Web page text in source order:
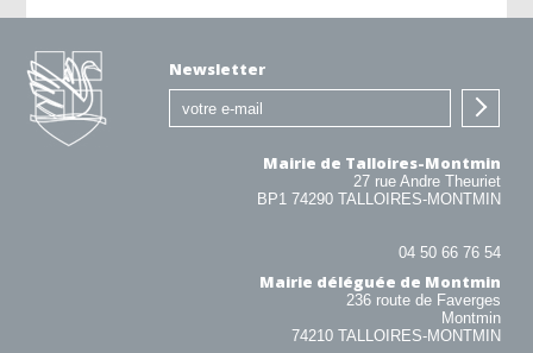
Newsletter
Mairie de Talloires-Montmin
27 rue Andre Theuriet
BP1 74290 TALLOIRES-MONTMIN
04 50 66 76 54
Mairie déléguée de Montmin
236 route de Faverges
Montmin
74210 TALLOIRES-MONTMIN